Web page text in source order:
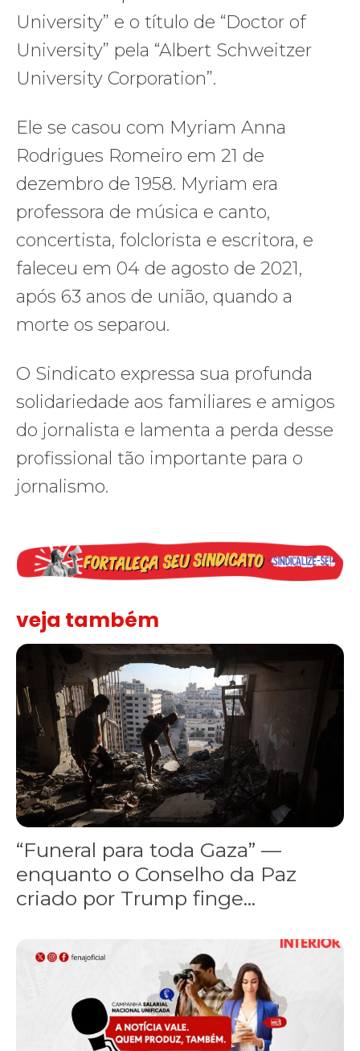
University” e o título de “Doctor of
University” pela “Albert Schweitzer
University Corporation”.
Ele se casou com Myriam Anna
Rodrigues Romeiro em 21 de
dezembro de 1958. Myriam era
professora de música e canto,
concertista, folclorista e escritora, e
faleceu em 04 de agosto de 2021,
após 63 anos de união, quando a
morte os separou.
O Sindicato expressa sua profunda
solidariedade aos familiares e amigos
do jornalista e lamenta a perda desse
profissional tão importante para o
jornalismo.
veja também
“Funeral para toda Gaza” — enquanto o Conselho da Paz
“Funeral para toda Gaza” —
enquanto o Conselho da Paz
criado por Trump finge...
Assinada nova CCT de jornais e revistas do interior